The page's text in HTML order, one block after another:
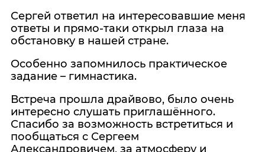
Сергей ответил на интересовавшие меня
ответы и прямо-таки открыл глаза на
обстановку в нашей стране.
Особенно запомнилось практическое
задание – гимнастика.
Встреча прошла драйвово, было очень
интересно слушать приглашённого.
Спасибо за возможность встретиться и
пообщаться с Сергеем
Александровичем, за атмосферу и